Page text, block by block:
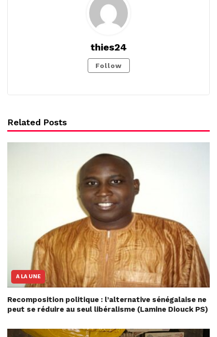
thies24
Follow
Related Posts
A LA UNE
Recomposition politique : l’alternative sénégalaise ne
peut se réduire au seul libéralisme (Lamine Diouck PS)